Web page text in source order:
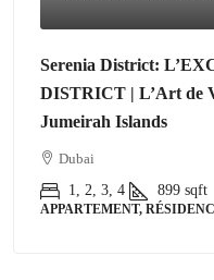
Serenia District:
DISTRICT | L’Art de
Jumeirah Islands
Dubai
1, 2, 3, 4
899 sqft
APPARTEMENT,